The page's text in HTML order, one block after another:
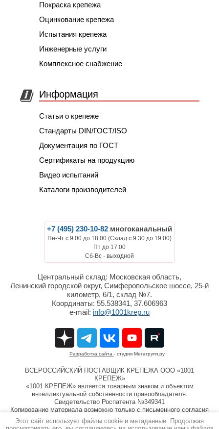
Покраска крепежа
Оцинкование крепежа
Испытания крепежа
Инженерные услуги
Комплексное снабжение
Информация
Статьи о крепеже
Стандарты DIN/ГОСТ/ISO
Документация по ГОСТ
Сертификаты на продукцию
Видео испытаний
Каталоги производителей
+7 (495) 230-10-82 многоканальный
Пн-Чт с 9:00 до 18:00 (Склад с 9:30 до 19:00)
Пт до 17:00
Сб-Вс - выходной
Центральный склад: Московская область,
Ленинский городской округ, Симферопольское шоссе, 25-й
километр, 6/1, склад №7.
Координаты: 55.538341, 37.606963
e-mail: info@1001krep.ru
Разработка сайта - студия Мегагрупп.ру.
ВСЕРОССИЙСКИЙ ПОСТАВЩИК КРЕПЕЖА ООО «1001
КРЕПЕЖ»
«1001 КРЕПЕЖ» является товарным знаком и объектом
интеллектуальной собственности правообладателя.
Свидетельство Роспатента №349341
Копирование материала возможно только с письменного согласия
компании ООО «1001 КРЕПЕЖ»
Информация на сайте 1001krep.ru не является публичной
Этот сайт использует файлы cookie и метаданные. Продолжая